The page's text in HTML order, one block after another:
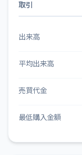
取引
出来高
平均出来高
売買代金
最低購入金額